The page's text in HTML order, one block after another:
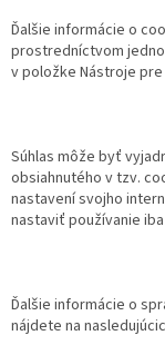
Ďalšie informácie o
prostredníctvom
v položke Nástroje
Súhlas môže byť
obsiahnutého v tzv.
nastavení svojho
nastaviť používanie
Ďalšie informácie o
nájdete na